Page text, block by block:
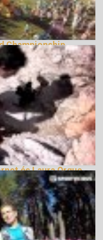
Championship
és Laura Orgue